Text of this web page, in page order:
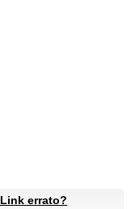
Link errato?